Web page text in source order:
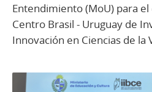
Entendimiento (MoU) para
Centro Brasil - Uruguay de
Innovación en Ciencias de la